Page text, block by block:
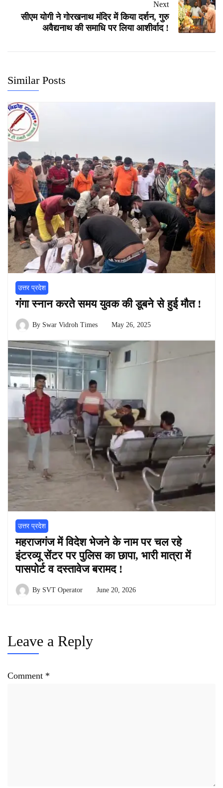
Next
सीएम योगी ने गोरखनाथ मंदिर में किया दर्शन, गुरु
अवैद्यनाथ की समाधि पर लिया आशीर्वाद !
Similar Posts
उत्तर प्रदेश
गंगा स्नान करते समय युवक की डूबने से हुई मौत !
By Swar Vidroh Times May 26, 2025
उत्तर प्रदेश
महराजगंज में विदेश भेजने के नाम पर चल रहे
इंटरव्यू सेंटर पर पुलिस का छापा, भारी मात्रा में
पासपोर्ट व दस्तावेज बरामद !
By SVT Operator June 20, 2026
Leave a Reply
Comment *